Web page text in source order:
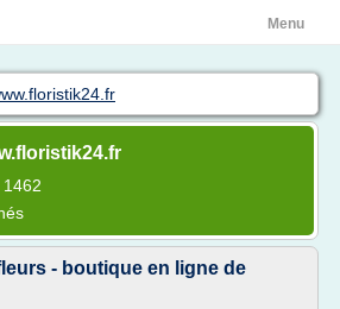
Menu
- boutique en ligne de